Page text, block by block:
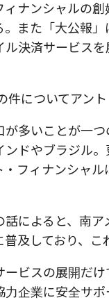
ィナンシャルの
。また「大公報
ル決済サービス
件についてアン
が多いことが一
ンドやブラジル
・フィナンシャ
によると、南
及しており、
ービスの展開だ
力企業に安全サ